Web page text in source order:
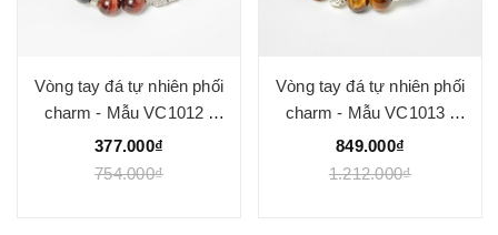
Vòng tay đá tự nhiên phối
charm - Mẫu VC1012 -
Ngọc Quý
377.000₫
754.000₫
Vòng tay đá tự nhiên phối
charm - Mẫu VC1013 -
Ngọc Quý
849.000₫
1.212.000₫